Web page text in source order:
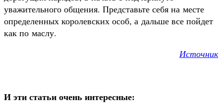
уважительного общения. Представьте себя на месте
определенных королевских особ, а дальше все пойдет
как по маслу.
Источник
И эти статьи очень интересные: